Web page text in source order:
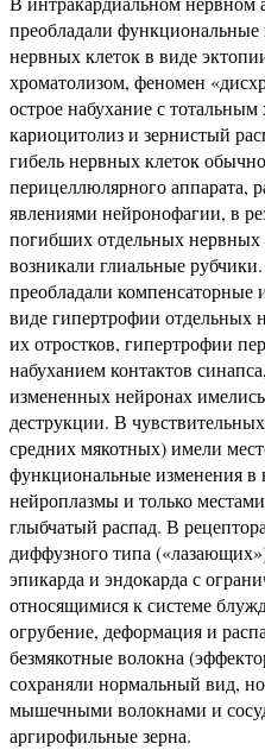
преобладали
нервных клеток в виде
хроматолизом, феномен
острое набухание с
кариоцитолиз и зернистый
гибель нервных клеток
перицеллюлярного аппарата,
явлениями нейронофагии, в
погибших отдельных нервных
возникали глиальные
преобладали компенсаторные
виде гипертрофии отдельных
их отростков, гипертрофии
набуханием контактов
измененных нейронах
деструкции. В
средних мякотных) имели
функциональные изменения в
нейроплазмы и только
глыбчатый распад. В
диффузного типа
эпикарда и эндокарда с
относящимися к системе
огрубение, деформация и
безмякотные волокна
сохраняли нормальный вид,
мышечными волокнами и
аргирофильные зерна.